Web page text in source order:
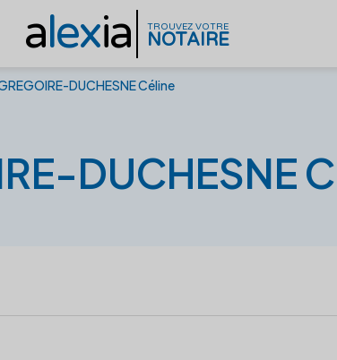
alexia TROUVEZ VOTRE
NOTAIRE
DUCHESNE Céline
DUCHESNE